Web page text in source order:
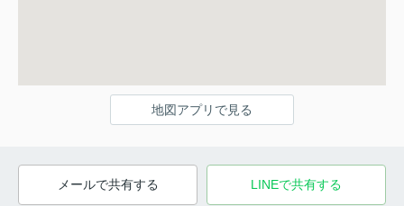
地図アプリで見る
メールで共有する LINEで共有する